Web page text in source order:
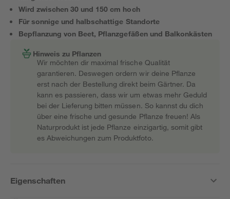
Wird zwischen 30 und 150 cm hoch
Für sonnige und halbschattige Standorte
Bepflanzung von Beet, Pflanzgefäßen und Balkonkästen
Hinweis zu Pflanzen
Wir möchten dir maximal frische Qualität
garantieren. Deswegen ordern wir deine Pflanze
erst nach der Bestellung direkt beim Gärtner. Da
kann es passieren, dass wir um etwas mehr Geduld
bei der Lieferung bitten müssen. So kannst du dich
über eine frische und gesunde Pflanze freuen! Als
Naturprodukt ist jede Pflanze einzigartig, somit gibt
es Abweichungen zum Produktfoto.
Eigenschaften